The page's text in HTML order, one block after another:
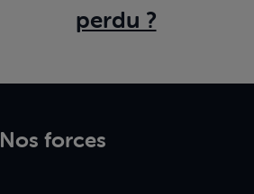
perdu ?
Nos forces